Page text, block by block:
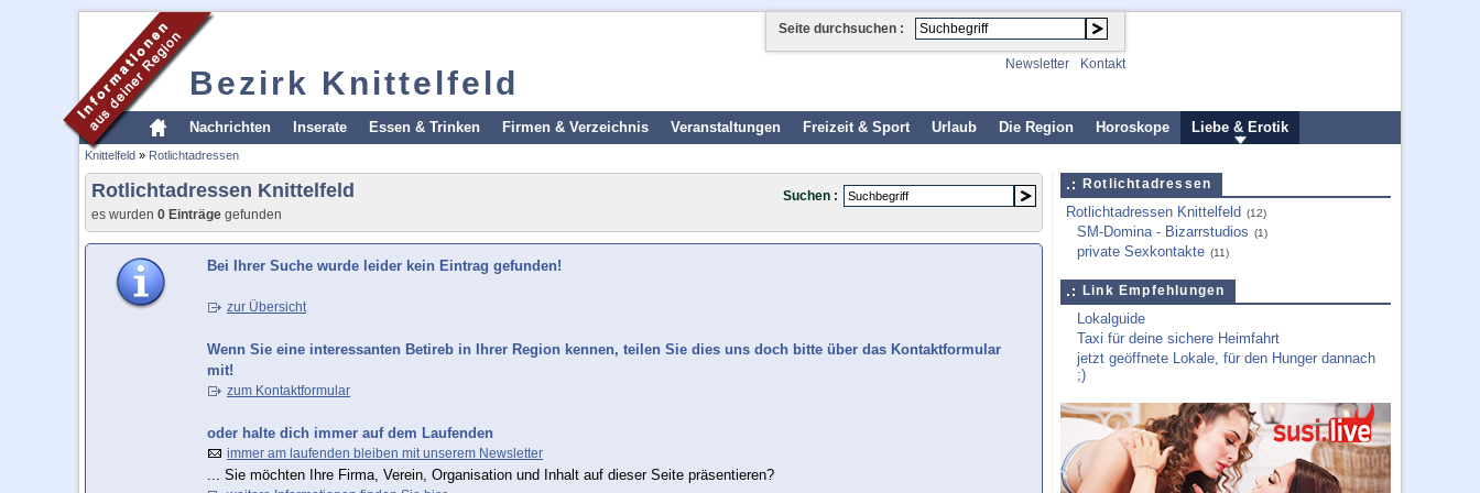
Bezirk Knittelfeld
Seite durchsuchen :
Newsletter Kontakt
Nachrichten Inserate Essen & Trinken Firmen & Verzeichnis Veranstaltungen Freizeit & Sport Urlaub Die Region Horoskope Liebe & Erotik
Knittelfeld » Rotlichtadressen
Rotlichtadressen Knittelfeld
es wurden 0 Einträge gefunden
Suchen :
Bei Ihrer Suche wurde leider kein Eintrag gefunden!
zur Übersicht
Wenn Sie eine interessanten Betireb in Ihrer Region kennen, teilen Sie dies uns doch bitte über das Kontaktformular
mit!
zum Kontaktformular
oder halte dich immer auf dem Laufenden
immer am laufenden bleiben mit unserem Newsletter
... Sie möchten Ihre Firma, Verein, Organisation und Inhalt auf dieser Seite präsentieren?
Rotlichtadressen
Rotlichtadressen Knittelfeld (12)
SM-Domina - Bizarrstudios (1)
private Sexkontakte (11)
Link Empfehlungen
Lokalguide
Taxi für deine sichere Heimfahrt
jetzt geöffnete Lokale, für den Hunger dannach
;)